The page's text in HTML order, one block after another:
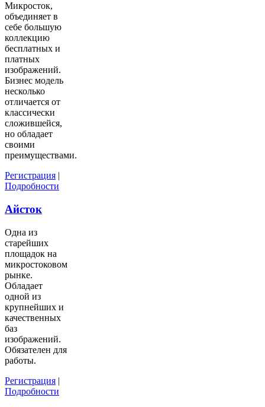
Микросток,
объединяет в
себе большую
коллекцию
бесплатных и
платных
изображений.
Бизнес модель
несколько
отличается от
классически
сложившейся,
но обладает
своими
преимуществами.
Регистрация |
Подробности
Айсток
Одна из
старейших
площадок на
микростоковом
рынке.
Обладает
одной из
крупнейших и
качественных
баз
изображений.
Обязателен для
работы.
Регистрация |
Подробности